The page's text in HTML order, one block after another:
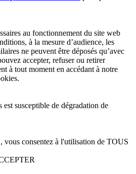
au fonctionnement du site web
à la mesure d’audience, les
ne peuvent être déposés qu’avec
accepter, refuser ou retirer
à tout moment en accédant à notre
susceptible de dégradation de
vous consentez à l'utilisation de TOUS